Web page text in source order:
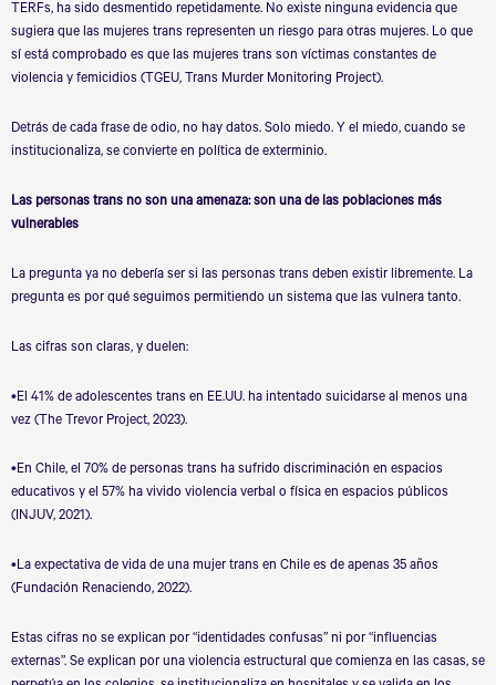
TERFs, ha sido desmentido repetidamente. No existe ninguna evidencia que
sugiera que las mujeres trans representen un riesgo para otras mujeres. Lo que
sí está comprobado es que las mujeres trans son víctimas constantes de
violencia y femicidios (TGEU, Trans Murder Monitoring Project).
Detrás de cada frase de odio, no hay datos. Solo miedo. Y el miedo, cuando se
institucionaliza, se convierte en política de exterminio.
Las personas trans no son una amenaza: son una de las poblaciones más
vulnerables
La pregunta ya no debería ser si las personas trans deben existir libremente. La
pregunta es por qué seguimos permitiendo un sistema que las vulnera tanto.
Las cifras son claras, y duelen:
•El 41% de adolescentes trans en EE.UU. ha intentado suicidarse al menos una
vez (The Trevor Project, 2023).
•En Chile, el 70% de personas trans ha sufrido discriminación en espacios
educativos y el 57% ha vivido violencia verbal o física en espacios públicos
(INJUV, 2021).
•La expectativa de vida de una mujer trans en Chile es de apenas 35 años
(Fundación Renaciendo, 2022).
Estas cifras no se explican por “identidades confusas” ni por “influencias
externas”. Se explican por una violencia estructural que comienza en las casas, se